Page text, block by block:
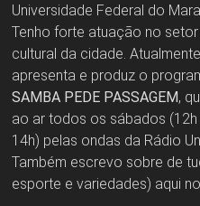
Universidade Federal do
Tenho forte atuação no setor
cultural da cidade. Atualmente
apresenta e produz o
SAMBA PEDE PASSAGEM,
ao ar todos os sábados (12h
14h) pelas ondas da Rádio
Também escrevo sobre de
esporte e variedades) aqui no